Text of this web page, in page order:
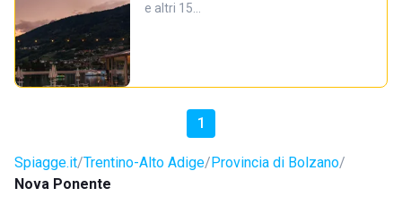
e altri 15…
1
Spiagge.it Trentino-Alto Adige Provincia di Bolzano
Nova Ponente